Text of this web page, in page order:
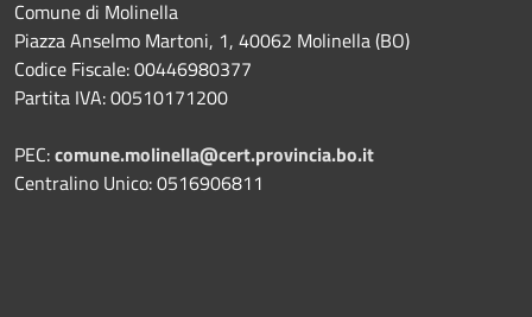
Comune di Molinella
Piazza Anselmo Martoni, 1, 40062 Molinella (BO)
Codice Fiscale: 00446980377
Partita IVA: 00510171200
PEC:comune.molinella@cert.provincia.bo.it
Centralino Unico: 0516906811